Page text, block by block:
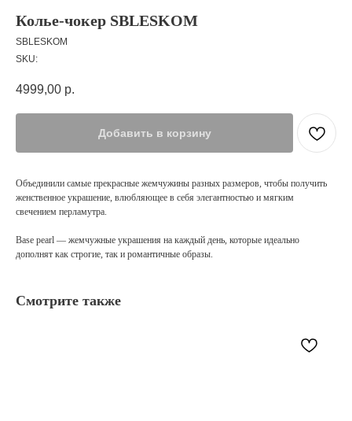
Колье-чокер SBLESKOM
SBLESKOM
SKU:
4999,00 р.
Добавить в корзину
Объединили самые прекрасные жемчужины разных размеров, чтобы получить
женственное украшение, влюбляющее в себя элегантностью и мягким
свечением перламутра.
Base pearl — жемчужные украшения на каждый день, которые идеально
дополнят как строгие, так и романтичные образы.
Смотрите также